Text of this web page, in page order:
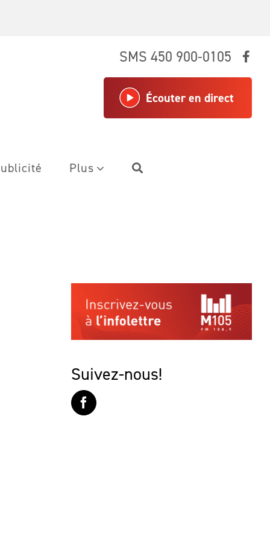
SMS 450 900-0105
Écouter en direct
Plus
Suivez-nous!